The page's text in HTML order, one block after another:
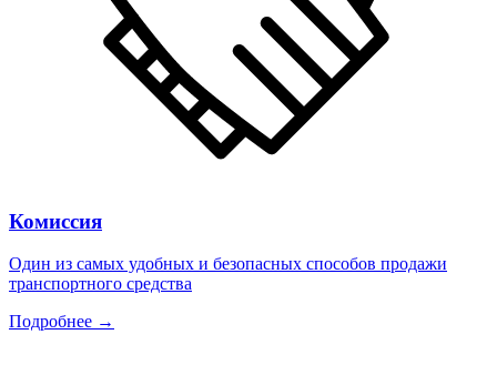
Комиссия
Один из самых удобных и безопасных способов продажи
транспортного средства
Подробнее →